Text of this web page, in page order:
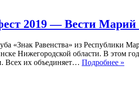
2019 — Вести Марий
«Знак Равенства» из Республики
Нижегородской области. В этом
Всех их объединяет… Подробнее »